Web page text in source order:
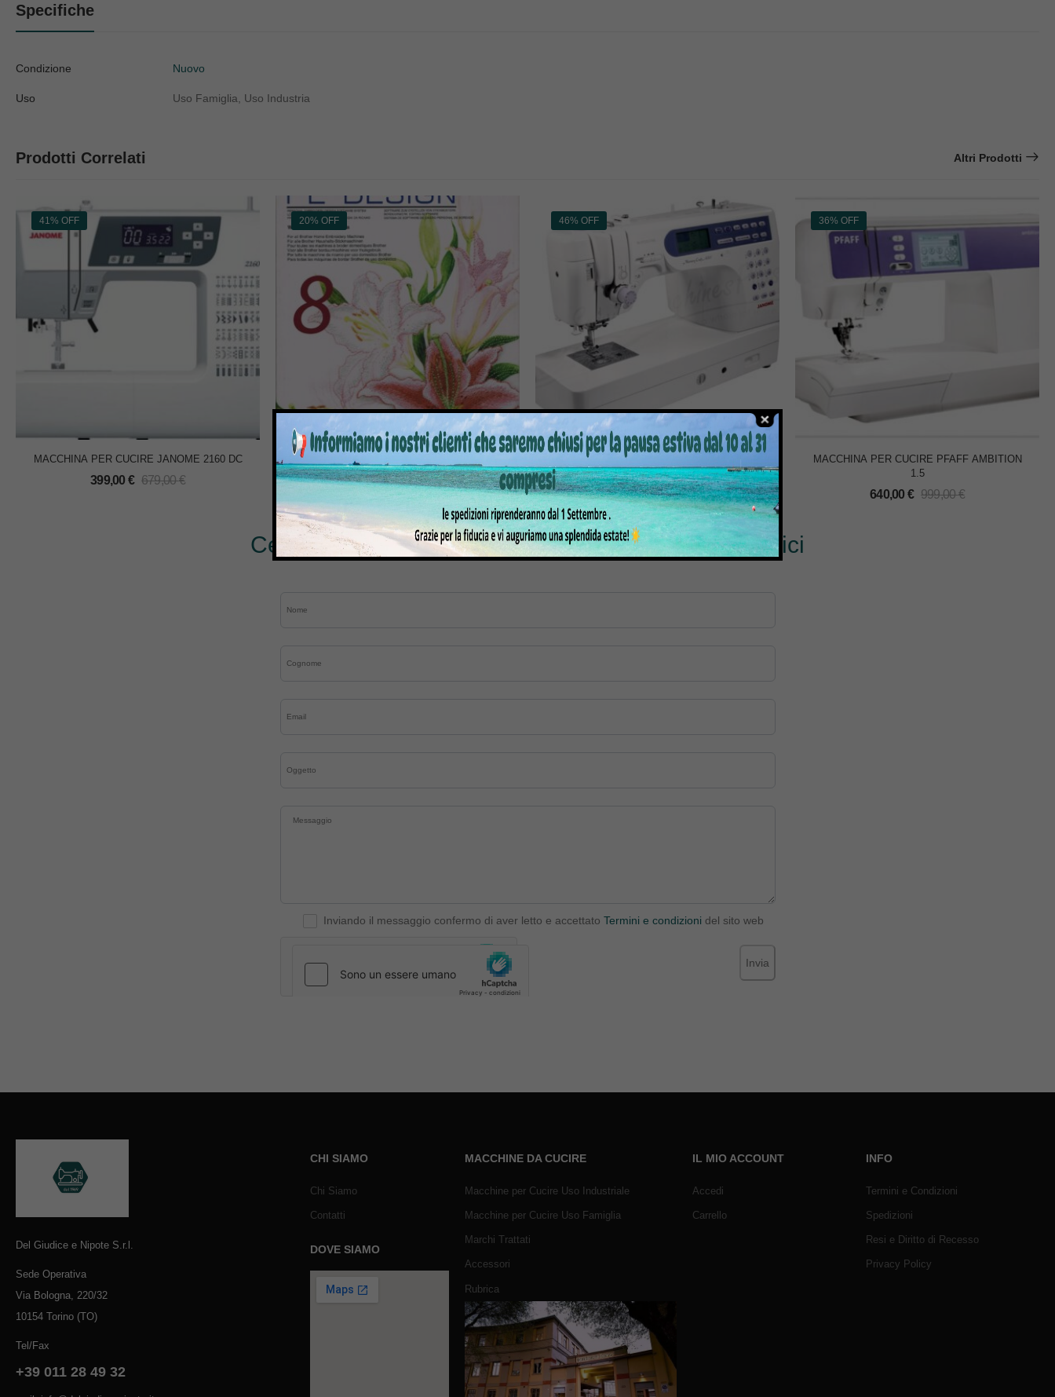
Specifiche
Condizione Nuovo
Uso Uso Famiglia, Uso Industria
Prodotti Correlati Altri Prodotti
41% OFF
MACCHINA PER CUCIRE JANOME 2160 DC
399,00 € 679,00€
20% OFF
SOFTWARE BROTHER PE-DESIGN8
1.279,00€ 1.599,00€
46% OFF
MACCHINA PER CUCIRE E RICAMO
MC6500P
966,00€ 1.799,00€
36% OFF
MACCHINA PER CUCIRE PFAFF AMBITION
1.5
640,00 € 999,00€
Cerchi altre informazioni su questo prodotto? Scrivici
Inviando il messaggio confermo di aver letto e accettato Termini e condizioni del sito web
Invia
Del Giudice e Nipote S.r.l.
Sede Operativa
Via Bologna, 220/32
10154 Torino (TO)
Tel/Fax
+39 011 28 49 32
CHI SIAMO
Chi Siamo
Contatti
DOVE SIAMO
MACCHINE DA CUCIRE
Macchine per Cucire Uso Industriale
Macchine per Cucire Uso Famiglia
Marchi Trattati
Accessori
Rubrica
IL MIO ACCOUNT
Accedi
Carrello
INFO
Termini e Condizioni
Spedizioni
Resi e Diritto di Recesso
Privacy Policy